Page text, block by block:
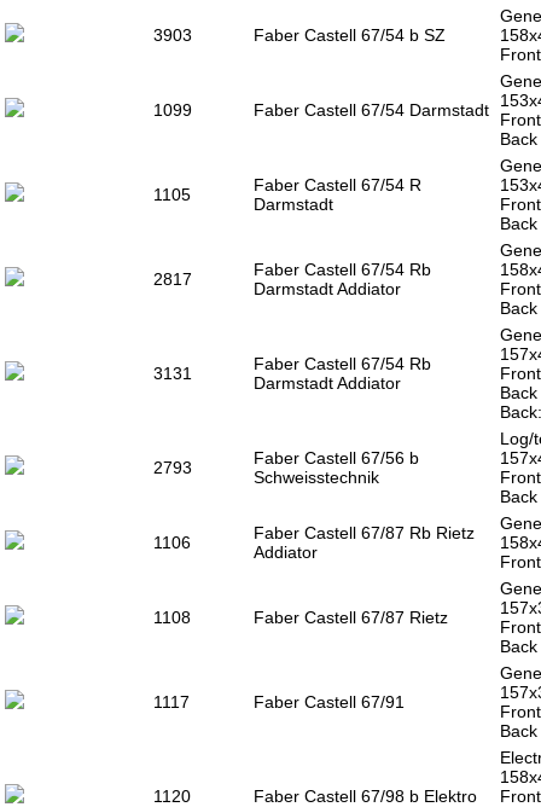
3903 Faber Castell 67/54 b SZ
1099 Faber Castell 67/54 Darmstadt
1105
Faber Castell 67/54 R
Darmstadt
2817
Faber Castell 67/54 Rb
Darmstadt Addiator
3131
Faber Castell 67/54 Rb
Darmstadt Addiator
2793
Faber Castell 67/56 b
Schweisstechnik
Log/
1106
Faber Castell 67/87 Rb Rietz
Addiator
1108 Faber Castell 67/87 Rietz
1117 Faber Castell 67/91
1120 Faber Castell 67/98 b Elektro